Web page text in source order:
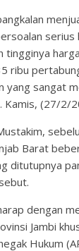
serius
tingginya
ribu
yang sangat
Kamis, (27/2/
Barat
ditutupnya
dengan
Jambi
Hukum